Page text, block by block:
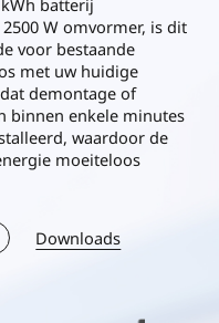
W omvormer, is dit
voor bestaande
met uw huidige
demontage of
binnen enkele minutes
waardoor de
moeiteloos
Downloads